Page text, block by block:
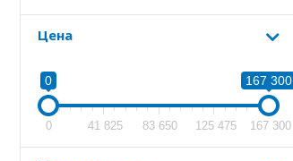
Цена
0 167 300
0 41 825 83 650 125 475 167 300